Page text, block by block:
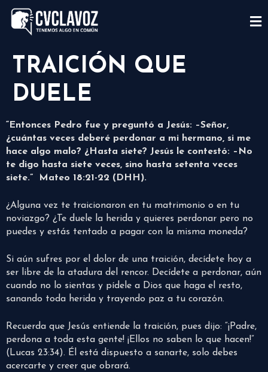
TRAICIÓN QUE
DUELE
“Entonces Pedro fue y preguntó a Jesús: –Señor,
¿cuántas veces deberé perdonar a mi hermano, si me
hace algo malo? ¿Hasta siete? Jesús le contestó: –No
te digo hasta siete veces, sino hasta setenta veces
siete.” Mateo 18:21-22 (DHH).
¿Alguna vez te traicionaron en tu matrimonio o en tu
noviazgo? ¿Te duele la herida y quieres perdonar pero no
puedes y estás tentado a pagar con la misma moneda?
Si aún sufres por el dolor de una traición, decídete hoy a
ser libre de la atadura del rencor. Decídete a perdonar, aún
cuando no lo sientas y pídele a Dios que haga el resto,
sanando toda herida y trayendo paz a tu corazón.
Recuerda que Jesús entiende la traición, pues dijo: “¡Padre,
perdona a toda esta gente! ¡Ellos no saben lo que hacen!”
(Lucas 23:34). Él está dispuesto a sanarte, solo debes
acercarte y creer que obrará.